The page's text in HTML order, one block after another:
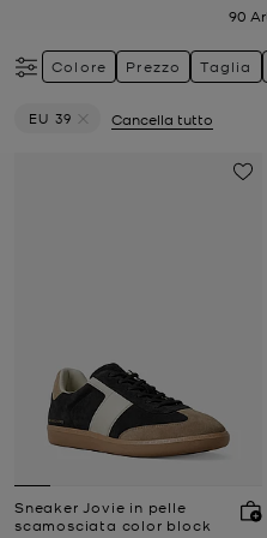
90
Colore Prezzo Taglia
EU 39
Cancella tutto
Sneaker Jovie in pelle
scamosciata color block